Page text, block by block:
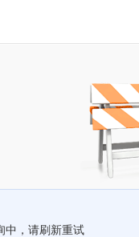
中，请刷新重试